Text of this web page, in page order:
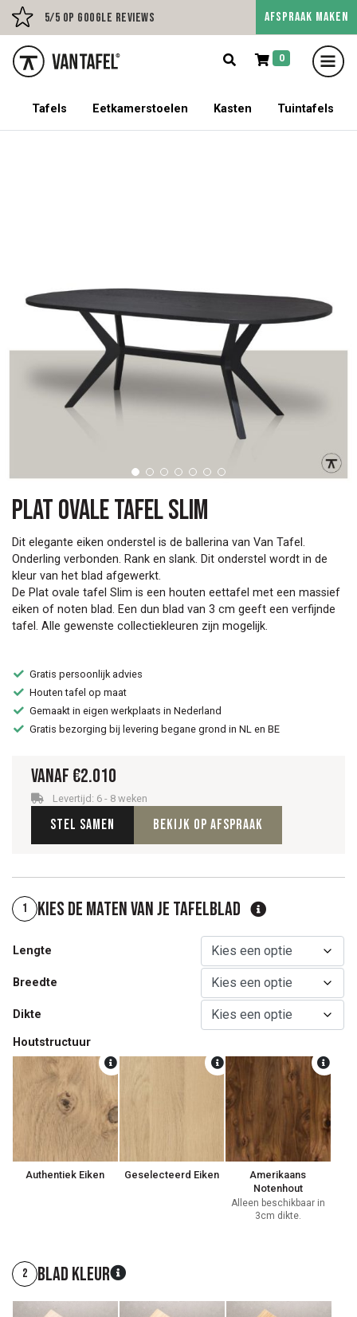
5/5 op Google Reviews Persoonlijk advies op
AFSPRAAK MAKEN
0
5% korting op een tafel met stoelen!
Tafels Eetkamerstoelen Kasten Tuintafels
Plat ovale tafel Slim
Dit elegante eiken onderstel is de ballerina van Van Tafel.
Onderling verbonden. Rank en slank. Dit onderstel wordt in de
kleur van het blad afgewerkt.
De Plat ovale tafel Slim is een houten eettafel met een massief
eiken of noten blad. Een dun blad van 3 cm geeft een verfijnde
tafel. Alle gewenste collectiekleuren zijn mogelijk.
Gratis persoonlijk advies
Houten tafel op maat
Gemaakt in eigen werkplaats in Nederland
Gratis bezorging bij levering begane grond in NL en BE
Vanaf €2.010
Levertijd: 6 - 8 weken
Stel samen Bekijk op afspraak
1 Kies de maten van je tafelblad
Lengte
Breedte
Dikte
Houtstructuur
Authentiek Eiken Geselecteerd Eiken
Amerikaans
Notenhout
Alleen beschikbaar in
3cm dikte.
2 Blad kleur